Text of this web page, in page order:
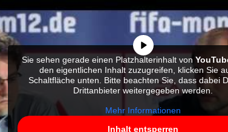
Sie sehen gerade einen Platzhalterinhalt von
den eigentlichen Inhalt zuzugreifen, klicken Sie
Schaltfläche unten. Bitte beachten Sie, dass dabei
Drittanbieter weitergegeben werden.
Mehr Informationen
Inhalt entsperren